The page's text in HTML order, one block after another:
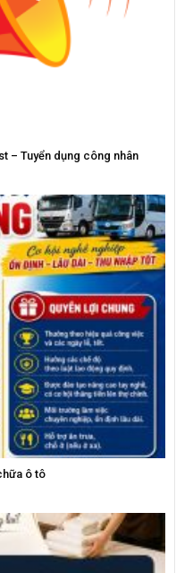
– Tuyển dụng công nhân
ô tô